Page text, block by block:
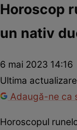
Horoscop
un nativ
6 mai 2023 14:16
Ultima
Adaugă-ne ca
Horoscopul